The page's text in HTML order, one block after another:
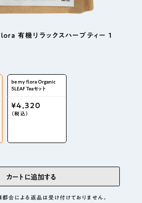
有機リラックスハーブティー 1
be my flora Organic
5LEAF Teaセット
￥4,320
（税込）
カートに追加する
合による返品は受け付けておりません。